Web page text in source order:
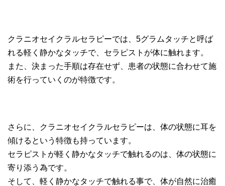
クラニオセイクラルセラピーでは、5グラムタッチと呼ば
れる軽く静かなタッチで、セラピストが体に触れます。
また、決まった手順は存在せず、患者の状態に合わせて施
術を行っていくのが特徴です。
さらに、クラニオセイクラルセラピーは、体の状態に耳を
傾けるという特徴も持っています。
セラピストが軽く静かなタッチで触れるのは、体の状態に
寄り添う為です。
そして、軽く静かなタッチで触れる事で、体が自然に治癒